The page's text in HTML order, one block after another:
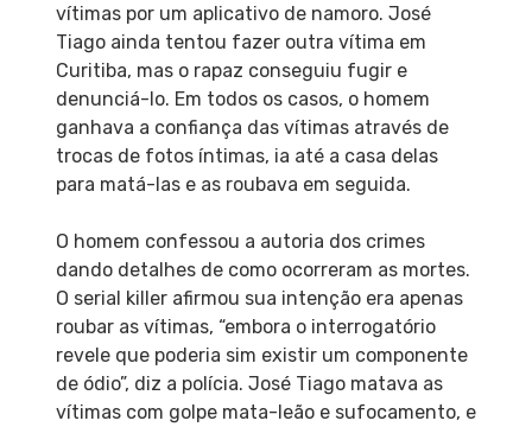
vítimas por um aplicativo de namoro. José
Tiago ainda tentou fazer outra vítima em
Curitiba, mas o rapaz conseguiu fugir e
denunciá-lo. Em todos os casos, o homem
ganhava a confiança das vítimas através de
trocas de fotos íntimas, ia até a casa delas
para matá-las e as roubava em seguida.
O homem confessou a autoria dos crimes
dando detalhes de como ocorreram as mortes.
O serial killer afirmou sua intenção era apenas
roubar as vítimas, “embora o interrogatório
revele que poderia sim existir um componente
de ódio”, diz a polícia. José Tiago matava as
vítimas com golpe mata-leão e sufocamento, e